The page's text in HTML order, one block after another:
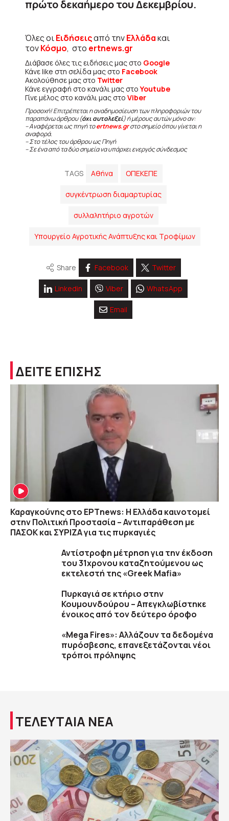
πρώτο δεκαήμερο του Δεκεμβρίου.
Όλες οιΕιδήσειςαπό τηνΕλλάδακαι
τονΚόσμο, στο ertnews.gr
Διάβασε όλες τις ειδήσεις μας στο Google
Κάνε like στη σελίδα μας στο Facebook
Ακολούθησε μας στο Twitter
Κάνε εγγραφή στο κανάλι μας στοYoutube
Γίνε μέλος στο κανάλι μας στο Viber
Προσοχή! Επιτρέπεται η αναδημοσίευση των πληροφοριών του
παραπάνω άρθρου (όχι αυτολεξεί) ή μέρους αυτών μόνο αν:
– Αναφέρεται ως πηγή τοertnews.grστο σημείο όπου γίνεται η
αναφορά.
– Στο τέλος του άρθρου ως Πηγή
– Σε ένα από τα δύο σημεία να υπάρχει ενεργός σύνδεσμος
TAGS Αθήνα ΟΠΕΚΕΠΕ
συγκέντρωση διαμαρτυρίας
συλλαλητήριο αγροτών
Υπουργείο Αγροτικής Ανάπτυξης και Τροφίμων
Share Facebook Twitter
Linkedin Viber WhatsApp
Email
ΔΕΙΤΕ ΕΠΙΣΗΣ
Καραγκούνης στο ΕΡΤnews: Η Ελλάδα καινοτομεί
στην Πολιτική Προστασία – Αντιπαράθεση με
ΠΑΣΟΚ και ΣΥΡΙΖΑ για τις πυρκαγιές
Αντίστροφη μέτρηση για την έκδοση
του 31χρονου καταζητούμενου ως
εκτελεστή της «Greek Mafia»
Πυρκαγιά σε κτήριο στην
Κουμουνδούρου – Απεγκλωβίστηκε
ένοικος από τον δεύτερο όροφο
«Mega Fires»: Αλλάζουν τα δεδομένα
πυρόσβεσης, επανεξετάζονται νέοι
τρόποι πρόληψης
ΤΕΛΕΥΤΑΙΑ ΝΕΑ